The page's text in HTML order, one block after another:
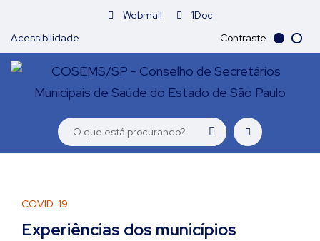
Webmail
1Doc
Acessibilidade
Contraste
COVID-19
Experiências dos municípios